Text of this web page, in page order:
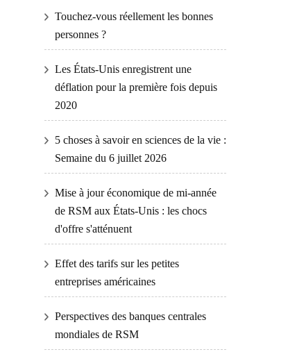
Touchez-vous réellement les bonnes
personnes ?
Les États-Unis enregistrent une
déflation pour la première fois depuis
2020
5 choses à savoir en sciences de la vie :
Semaine du 6 juillet 2026
Mise à jour économique de mi-année
de RSM aux États-Unis : les chocs
d'offre s'atténuent
Effet des tarifs sur les petites
entreprises américaines
Perspectives des banques centrales
mondiales de RSM